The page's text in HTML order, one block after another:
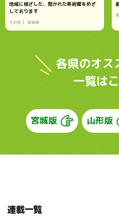
地域に根ざした、開かれた美術館をめざ
しております
その他 宮城県
各県のオス
一覧は
宮城版 山形版
連載一覧